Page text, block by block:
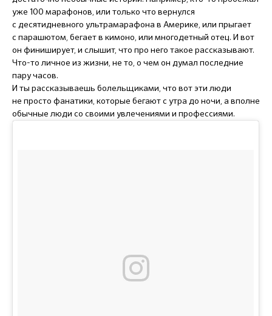
уже 100 марафонов, или только что вернулся
с десятидневного ультрамарафона в Америке, или прыгает
с парашютом, бегает в кимоно, или многодетный отец. И вот
он финиширует, и слышит, что про него такое рассказывают.
Что-то личное из жизни, не то, о чем он думал последние
пару часов.
И ты рассказываешь болельщиками, что вот эти люди
не просто фанатики, которые бегают с утра до ночи, а вполне
обычные люди со своими увлечениями и профессиями.